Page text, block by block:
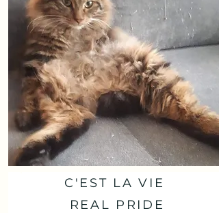
C'EST LA VIE
REAL PRIDE